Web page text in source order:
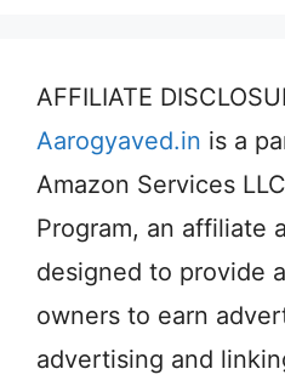
AFFILIATE
Aarogyaved.in is a
Amazon Services
Program, an affiliate
designed to provide
owners to earn
advertising and